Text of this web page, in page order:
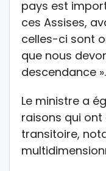
pays est
ces Assises,
celles-ci sont
que nous
descendance ».
Le ministre a
raisons qui
transitoire,